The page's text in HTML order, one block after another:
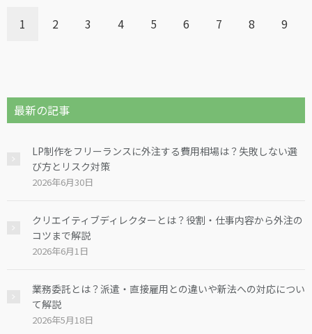
1 2 3 4 5 6 7 8 9
最新の記事
LP制作をフリーランスに外注する費用相場は？失敗しない選
び方とリスク対策
2026年6月30日
クリエイティブディレクターとは？役割・仕事内容から外注の
コツまで解説
2026年6月1日
業務委託とは？派遣・直接雇用との違いや新法への対応につい
て解説
2026年5月18日